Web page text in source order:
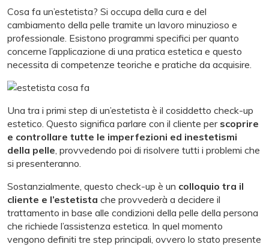
Cosa fa un’estetista? Si occupa della cura e del
cambiamento della pelle tramite un lavoro minuzioso e
professionale. Esistono programmi specifici per quanto
concerne l’applicazione di una pratica estetica e questo
necessita di competenze teoriche e pratiche da acquisire.
Una tra i primi step di un’estetista è il cosiddetto check-up
estetico. Questo significa parlare con il cliente per scoprire
e controllare tutte le imperfezioni ed inestetismi
della pelle , provvedendo poi di risolvere tutti i problemi che
si presenteranno.
Sostanzialmente, questo check-up è un colloquio tra il
cliente e l’estetista che provvederà a decidere il
trattamento in base alle condizioni della pelle della persona
che richiede l’assistenza estetica. In quel momento
vengono definiti tre step principali, ovvero lo stato presente